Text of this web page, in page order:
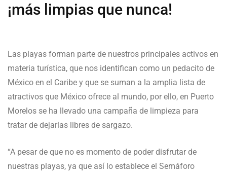
¡más limpias que nunca!
Las playas forman parte de nuestros principales activos en
materia turística, que nos identifican como un pedacito de
México en el Caribe y que se suman a la amplia lista de
atractivos que México ofrece al mundo, por ello, en Puerto
Morelos se ha llevado una campaña de limpieza para
tratar de dejarlas libres de sargazo.
“A pesar de que no es momento de poder disfrutar de
nuestras playas, ya que así lo establece el Semáforo